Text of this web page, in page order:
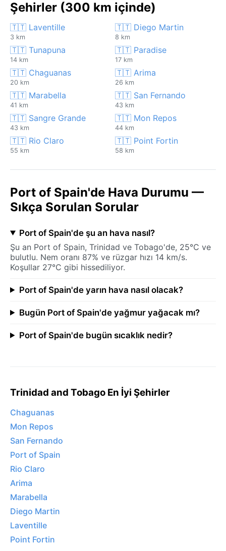
Şehirler (300 km içinde)
🇹🇹 Laventille
3 km
🇹🇹 Diego Martin
8 km
🇹🇹 Tunapuna
14 km
🇹🇹 Paradise
17 km
🇹🇹 Chaguanas
20 km
🇹🇹 Arima
26 km
🇹🇹 Marabella
41 km
🇹🇹 San Fernando
43 km
🇹🇹 Sangre Grande
43 km
🇹🇹 Mon Repos
44 km
🇹🇹 Rio Claro
55 km
🇹🇹 Point Fortin
58 km
Port of Spain'de Hava Durumu —
Sıkça Sorulan Sorular
Port of Spain'de şu an hava nasıl?
Şu an Port of Spain, Trinidad ve Tobago'de, 25°C ve
bulutlu. Nem oranı 87% ve rüzgar hızı 14 km/s.
Koşullar 27°C gibi hissediliyor.
Port of Spain'de yarın hava nasıl olacak?
Bugün Port of Spain'de yağmur yağacak mı?
Port of Spain'de bugün sıcaklık nedir?
Trinidad and Tobago En İyi Şehirler
Chaguanas
Mon Repos
San Fernando
Port of Spain
Rio Claro
Arima
Marabella
Diego Martin
Laventille
Point Fortin